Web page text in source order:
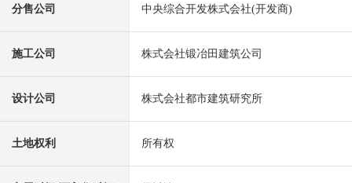
分售公司 中央综合开发株式会社(开发商)
施工公司 株式会社锻冶田建筑公司
设计公司 株式会社都市建筑研究所
土地权利 所有权